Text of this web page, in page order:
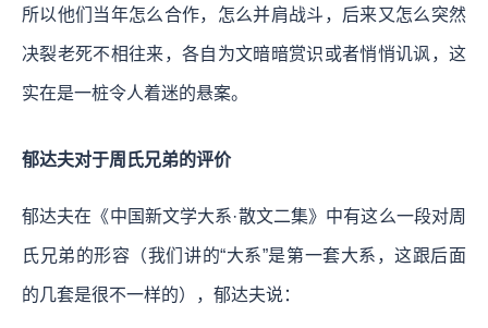
所以他们当年怎么合作，怎么并肩战斗，后来又怎么突然
决裂老死不相往来，各自为文暗暗赏识或者悄悄讥讽，这
实在是一桩令人着迷的悬案。
郁达夫对于周氏兄弟的评价
郁达夫在《中国新文学大系·散文二集》中有这么一段对周
氏兄弟的形容（我们讲的“大系”是第一套大系，这跟后面
的几套是很不一样的），郁达夫说：